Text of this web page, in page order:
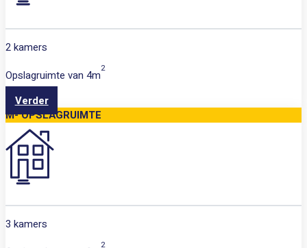
2 kamers
Opslagruimte van 4m2
Verder
M- OPSLAGRUIMTE
3 kamers
2